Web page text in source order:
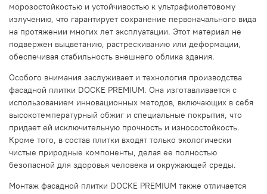
морозостойкостью и устойчивостью к ультрафиолетовому
излучению, что гарантирует сохранение первоначального вида
на протяжении многих лет эксплуатации. Этот материал не
подвержен выцветанию, растрескиванию или деформации,
обеспечивая стабильность внешнего облика здания.
Особого внимания заслуживает и технология производства
фасадной плитки DOCKE PREMIUM. Она изготавливается с
использованием инновационных методов, включающих в себя
высокотемпературный обжиг и специальные покрытия, что
придает ей исключительную прочность и износостойкость.
Кроме того, в состав плитки входят только экологически
чистые природные компоненты, делая ее полностью
безопасной для здоровья человека и окружающей среды.
Монтаж фасадной плитки DOCKE PREMIUM также отличается